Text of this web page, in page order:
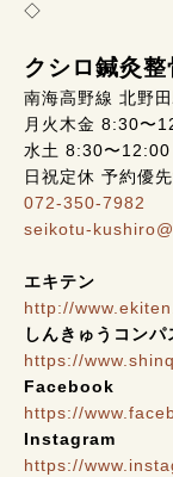
◇
クシロ鍼灸整
南海高野線 北野
月火木金 8:30〜
水土 8:30〜
日祝定休 予約優先
072-350-7982
seikotu-
エキテン
http://
しんきゅうコンパ
https://
Facebook
https://
Instagram
https://